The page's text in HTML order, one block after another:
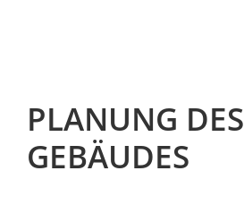
PLANUNG DES
GEBÄUDES